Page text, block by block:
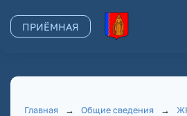
ПРИЁМНАЯ
Главная → Общие сведения →